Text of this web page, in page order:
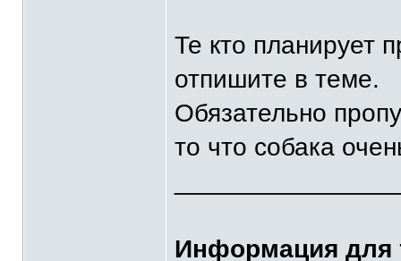
Те кто планирует
отпишите в теме.
Обязательно
то что собака
Информация для